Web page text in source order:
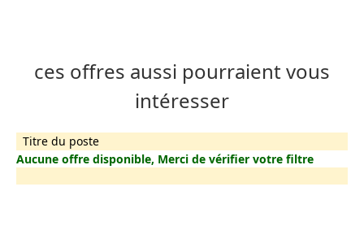
ces offres aussi pourraient vous
intéresser
Titre du poste
Aucune offre disponible, Merci de vérifier votre filtre